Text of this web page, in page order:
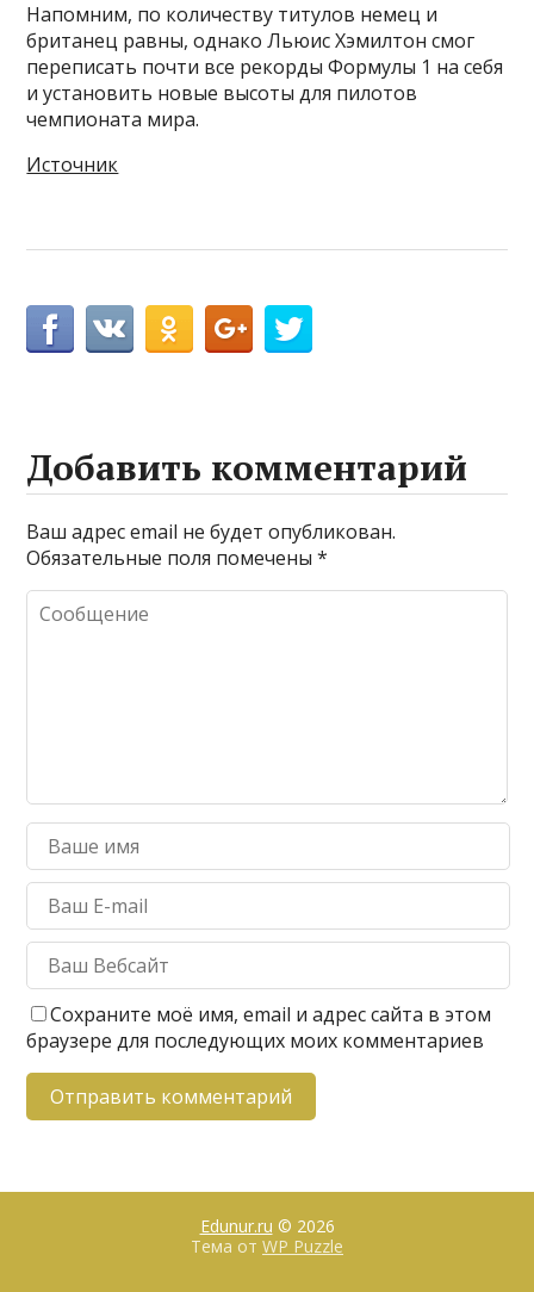
Напомним, по количеству титулов немец и
британец равны, однако Льюис Хэмилтон смог
переписать почти все рекорды Формулы 1 на себя
и установить новые высоты для пилотов
чемпионата мира.
Источник
Добавить комментарий
Ваш адрес email не будет опубликован.
Обязательные поля помечены*
Сохраните моё имя, email и адрес сайта в этом
браузере для последующих моих комментариев
Edunur.ru © 2026
Тема от WP Puzzle